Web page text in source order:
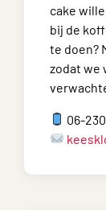
cake
bij de
te doen?
zodat we
06-